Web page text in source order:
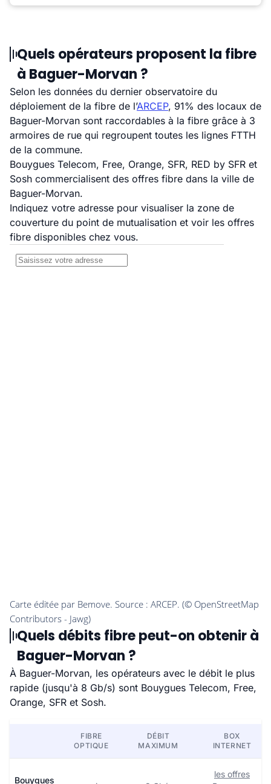
Quels opérateurs proposent la fibre
à Baguer-Morvan ?
Selon les données du dernier observatoire du
déploiement de la fibre de l’ARCEP, 91% des locaux de
Baguer-Morvan sont raccordables à la fibre grâce à 3
armoires de rue qui regroupent toutes les lignes FTTH
de la commune.
Bouygues Telecom, Free, Orange, SFR, RED by SFR et
Sosh commercialisent des offres fibre dans la ville de
Baguer-Morvan.
Indiquez votre adresse pour visualiser la zone de
couverture du point de mutualisation et voir les offres
fibre disponibles chez vous.
Quels débits fibre peut-on obtenir à
Baguer-Morvan ?
À Baguer-Morvan, les opérateurs avec le débit le plus
rapide (jusqu'à 8 Gb/s) sont Bouygues Telecom, Free,
Orange, SFR et Sosh.
FIBRE
OPTIQUE
DÉBIT
MAXIMUM
BOX
INTERNET
Bouygues
les offres